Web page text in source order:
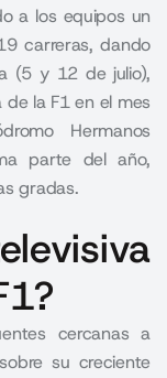
a los equipos un
carreras, dando
(5 y 12 de julio),
la F1 en el mes
Hermanos
parte del año,
gradas.
cercanas a
su creciente